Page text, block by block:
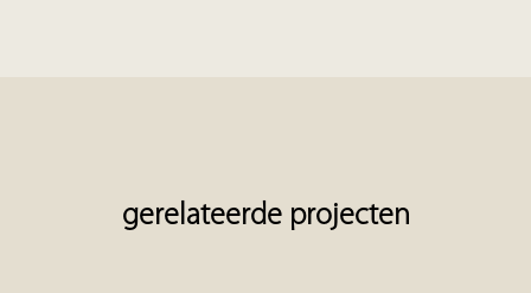
gerelateerde projecten